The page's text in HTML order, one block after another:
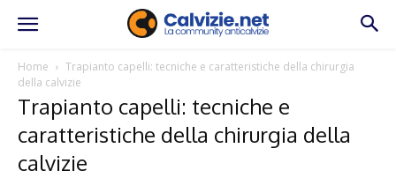
Home
Trapianto capelli: tecniche e caratteristiche della chirurgia
della calvizie
Trapianto capelli: tecniche e
caratteristiche della chirurgia della
calvizie